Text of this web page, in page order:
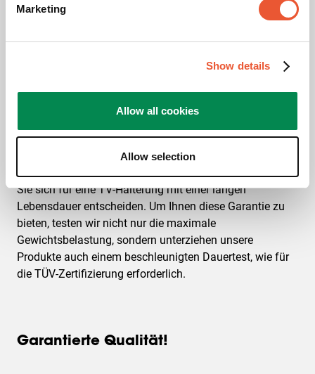
Marketing
Show details
Allow all cookies
Allow selection
Natürlich möchten Sie auf jeden Fall sichergehen, dass
Sie sich für eine TV-Halterung mit einer langen
bieten, testen wir nicht nur die maximale
Gewichtsbelastung, sondern unterziehen unsere
Produkte auch einem beschleunigten Dauertest, wie für
Natürlich möchten Sie auf jeden Fall sichergehen, dass
Sie sich für eine TV-Halterung mit einer langen
Lebensdauer entscheiden. Um Ihnen diese Garantie zu
bieten, testen wir nicht nur die maximale
Gewichtsbelastung, sondern unterziehen unsere
Produkte auch einem beschleunigten Dauertest, wie für
die TÜV-Zertifizierung erforderlich.
Garantierte Qualität!